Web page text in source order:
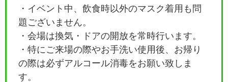
・イベント中、飲食時以外のマスク着用も問
題ございません。
・会場は換気・ドアの開放を常時行います。
・特にご来場の際やお手洗い使用後、お帰り
の際は必ずアルコール消毒をお願い致しま
す。